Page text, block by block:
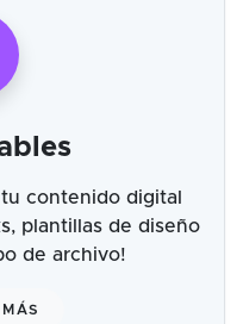
contenido digital
plantillas de diseño
de archivo!